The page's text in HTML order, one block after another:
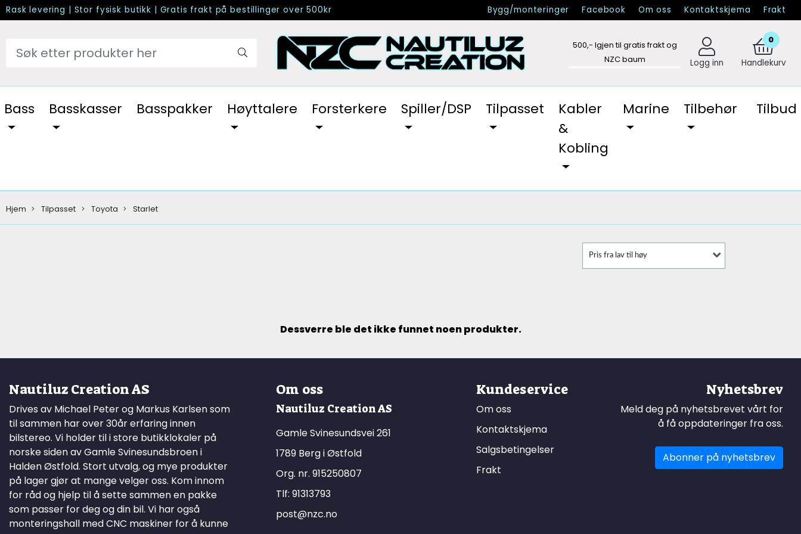
Rask levering | Stor fysisk butikk | Gratis frakt på bestillinger over 500kr Bygg/monteringer Facebook Om oss Kontaktskjema Frakt
500,- Igjen til gratis frakt og
NZC baum
Logg inn
0
Handlekurv
Bass Basskasser Basspakker Høyttalere Forsterkere Spiller/DSP Tilpasset
Kabler
&
Kobling
Marine Tilbehør Tilbud
Hjem Tilpasset Toyota Starlet
Pris fra lav til høy
Dessverre ble det ikke funnet noen produkter.
Nautiluz Creation AS
Drives av Michael Peter og Markus Karlsen som
til sammen har over 30år erfaring innen
bilstereo. Vi holder til i store butikklokaler på
norske siden av Gamle Svinesundsbroen i
Halden Østfold. Stort utvalg, og mye produkter
på lager gjør at mange velger oss. Kom innom
for råd og hjelp til å sette sammen en pakke
som passer for deg og din bil. Vi har også
monteringshall med CNC maskiner for å kunne
Om oss
Nautiluz Creation AS
Gamle Svinesundsvei 261
1789 Berg i Østfold
Org. nr. 915250807
Tlf: 91313793
post@nzc.no
Kundeservice
Om oss
Kontaktskjema
Salgsbetingelser
Frakt
Nyhetsbrev
Meld deg på nyhetsbrevet vårt for
å få oppdateringer fra oss.
Abonner på nyhetsbrev